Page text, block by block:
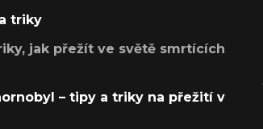
triky
jak přežít ve světě smrtících
– tipy a triky na přežití v